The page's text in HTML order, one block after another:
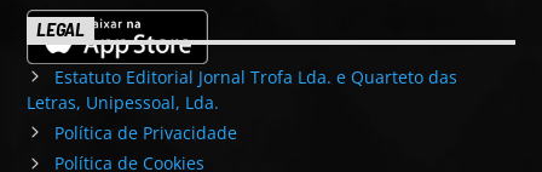
LEGAL
Estatuto Editorial Jornal Trofa Lda. e Quarteto das
Letras, Unipessoal, Lda.
Política de Privacidade
Política de Cookies